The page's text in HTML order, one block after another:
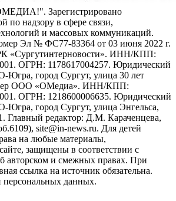
Зарегистрировано
по надзору в сфере связи,
и массовых коммуникаций.
Эл № ФС77-83364 от 03 июня 2022 г.
«Сургутинтерновости». ИНН/КПП:
ОГРН: 1178617004257. Юридический
Югра, город Сургут, улица 30 лет
ООО «ОМедиа». ИНН/КПП:
ОГРН: 1218600006635. Юридический
город Сургут, улица Энгельса,
Главный редактор: Д.М. Караченцева,
site@in-news.ru. Для детей
на любые материалы,
защищены в соответствии с
авторском и смежных правах. При
ссылка на источник обязательна.
персональных данных.